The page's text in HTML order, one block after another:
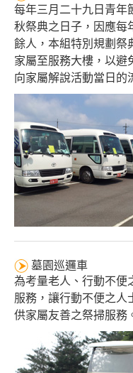
每年三月二十九日青年
秋祭典之日子，因應每
餘人，本組特別規劃祭
家屬至服務大樓，以避
向家屬解說活動當日的
墓園巡邏車
為考量老人、行動不便
服務，讓行動不便之人
供家屬友善之祭掃服務